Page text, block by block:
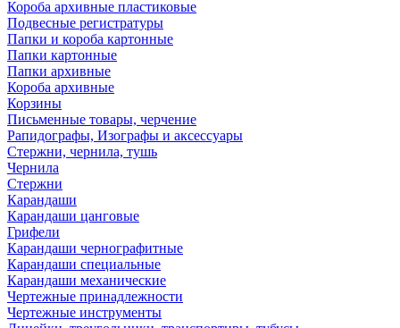
Короба архивные пластиковые
Подвесные регистратуры
Папки и короба картонные
Папки картонные
Папки архивные
Короба архивные
Корзины
Письменные товары, черчение
Рапидографы, Изографы и аксессуары
Стержни, чернила, тушь
Чернила
Стержни
Карандаши
Карандаши цанговые
Грифели
Карандаши чернографитные
Карандаши специальные
Карандаши механические
Чертежные принадлежности
Чертежные инструменты